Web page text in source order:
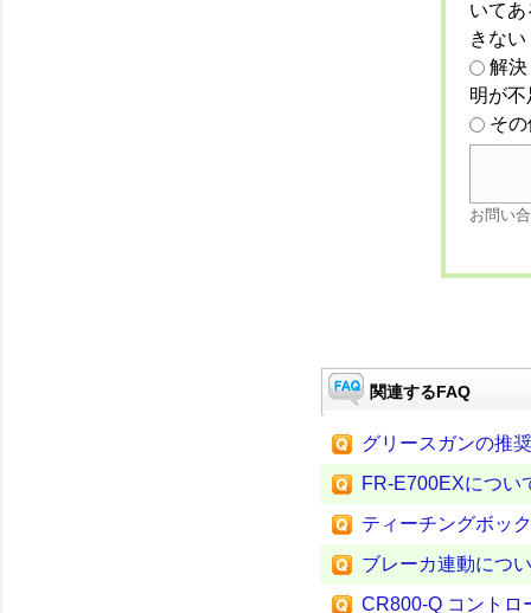
いて
きない
解
明が
そ
お問い
関連するFAQ
グリースガンの推
FR-E700EXについ
ティーチングボッ
ブレーカ連動につ
CR800-Q コントロ